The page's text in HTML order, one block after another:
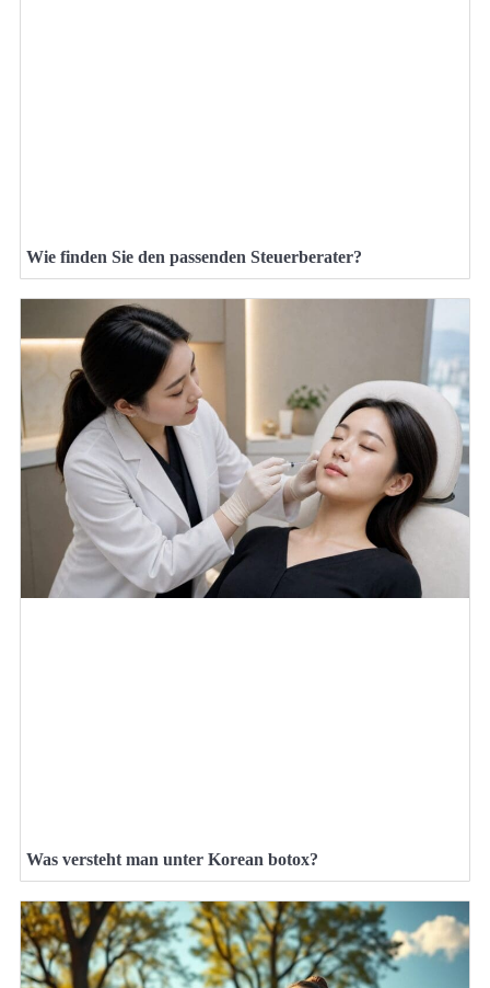
Wie finden Sie den passenden Steuerberater?
Was versteht man unter Korean botox?